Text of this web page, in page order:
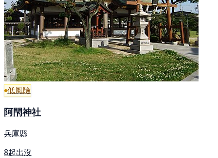
低風險
阿閇神社
兵庫縣
8起出沒